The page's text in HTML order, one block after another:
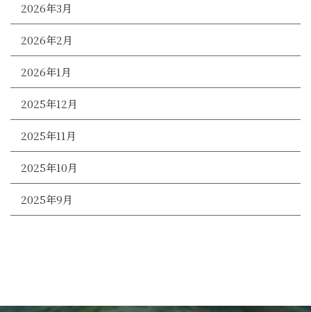
2026年3月
2026年2月
2026年1月
2025年12月
2025年11月
2025年10月
2025年9月